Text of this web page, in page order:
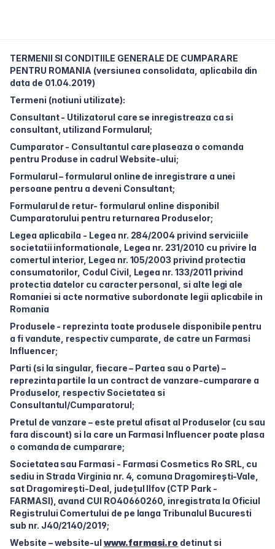
TERMENII SI CONDITIILE GENERALE DE CUMPARARE
PENTRU ROMANIA (versiunea consolidata, aplicabila din
data de 01.04.2019)
Termeni (notiuni utilizate):
Consultant - Utilizatorul care se inregistreaza ca si
consultant, utilizand Formularul;
Cumparator - Consultantul care plaseaza o comanda
pentru Produse in cadrul Website-ului;
Formularul – formularul online de inregistrare a unei
persoane pentru a deveni Consultant;
Formularul de retur- formularul online disponibil
Cumparatorului pentru returnarea Produselor;
Legea aplicabila - Legea nr. 284/2004 privind serviciile
societatii informationale, Legea nr. 231/2010 cu privire la
comertul interior, Legea nr. 105/2003 privind protectia
consumatorilor, Codul Civil, Legea nr. 133/2011 privind
protectia datelor cu caracter personal, si alte legi ale
Romaniei si acte normative subordonate legii aplicabile in
Romania
Produsele - reprezinta toate produsele disponibile pentru
a fi vandute, respectiv cumparate, de catre un Farmasi
Influencer;
Parti (si la singular, fiecare – Partea sau o Parte) –
reprezinta partile la un contract de vanzare-cumparare a
Produselor, respectiv Societatea si
Consultantul/Cumparatorul;
Pretul de vanzare – este pretul afisat al Produselor (cu sau
fara discount) si la care un Farmasi Influencer poate plasa
o comanda de cumparare;
Societatea sau Farmasi - Farmasi Cosmetics Ro SRL, cu
sediu in Strada Virginia nr. 4, comuna Dragomirești-Vale,
sat Dragomirești-Deal, județul Ilfov (CTP Park -
FARMASI), avand CUI RO40660260, inregistrata la Oficiul
Registrului Comertului de pe langa Tribunalul Bucuresti
sub nr. J40/2140/2019;
Website – website-ul www.farmasi.ro detinut si